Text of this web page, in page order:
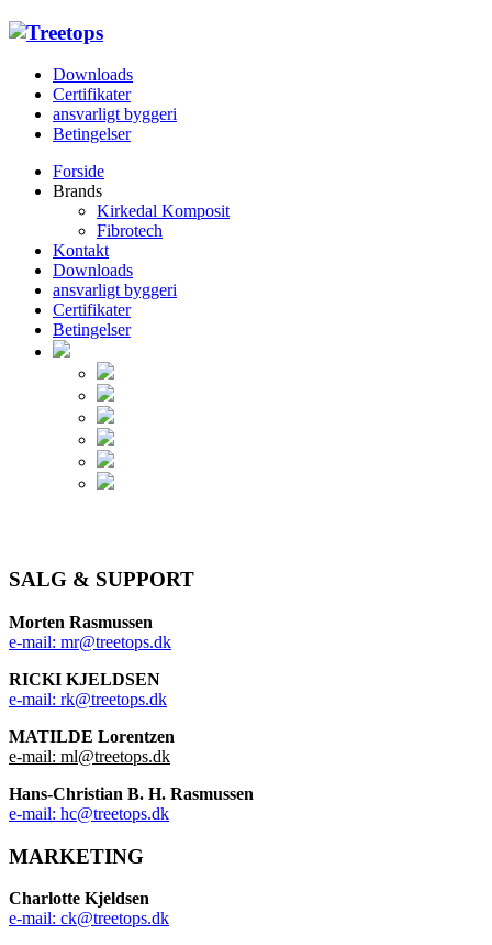
Downloads
Certifikater
ansvarligt byggeri
Betingelser
Forside
Brands
Kirkedal Komposit
Fibrotech
Kontakt
Downloads
ansvarligt byggeri
Certifikater
Betingelser
SALG & SUPPORT
Morten Rasmussen
e-mail: mr@treetops.dk
RICKI KJELDSEN
e-mail: rk@treetops.dk
MATILDE Lorentzen
e-mail: ml@treetops.dk
Hans-Christian B. H. Rasmussen
e-mail: hc@treetops.dk
MARKETING
Charlotte Kjeldsen
e-mail: ck@treetops.dk